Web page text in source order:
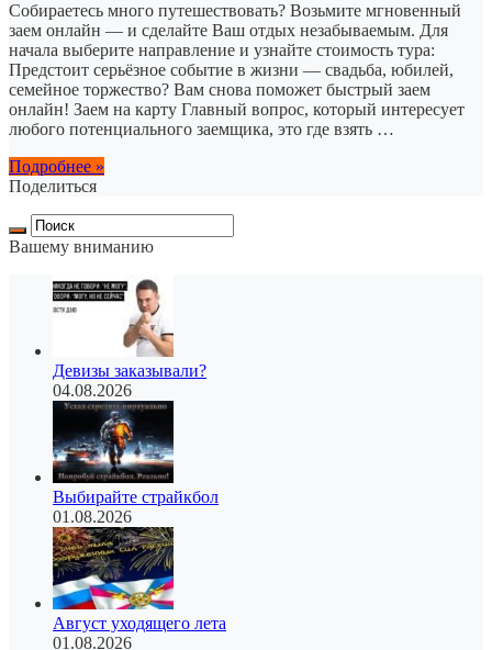
Собираетесь много путешествовать? Возьмите мгновенный
заем онлайн — и сделайте Ваш отдых незабываемым. Для
начала выберите направление и узнайте стоимость тура:
Предстоит серьёзное событие в жизни — свадьба, юбилей,
семейное торжество? Вам снова поможет быстрый заем
онлайн! Заем на карту Главный вопрос, который интересует
любого потенциального заемщика, это где взять …
Подробнее »
Поделиться
Вашему вниманию
Девизы заказывали?
04.08.2026
Выбирайте страйкбол
01.08.2026
Август уходящего лета
01.08.2026